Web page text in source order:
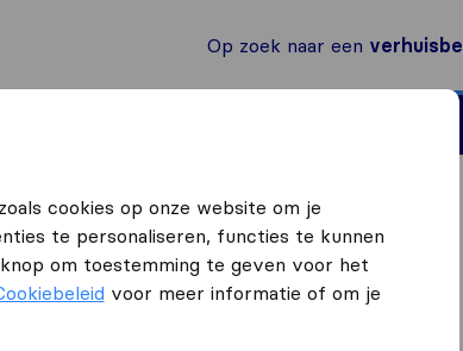
Op zoek naar een
cookies op onze website om je
te personaliseren, functies te kunnen
om toestemming te geven voor het
voor meer informatie of om je